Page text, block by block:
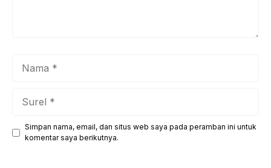
Situs
web
Simpan nama, email, dan situs web saya pada peramban ini untuk
komentar saya berikutnya.